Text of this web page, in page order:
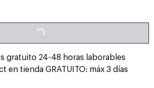
LOADING...
gratuito 24-48 horas laborables
en tienda GRATUITO: máx 3 días